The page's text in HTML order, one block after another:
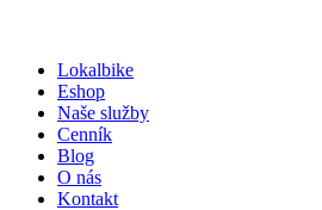
Lokalbike
Eshop
Naše služby
Cenník
Blog
O nás
Kontakt